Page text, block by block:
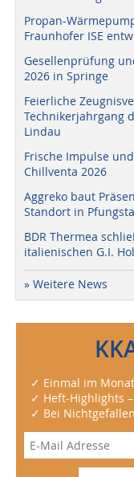
Propan-
Fraunhofer ISE
Gesellenprüfung
2026 in Springe
Feierliche
Technikerjahrgang
Lindau
Frische Impulse
Chillventa 2026
Aggreko baut
Standort in
BDR Thermea
italienischen G.I.
» Weitere News
✓ Einmal im
✓ Heft-Highlights
✓ Bei